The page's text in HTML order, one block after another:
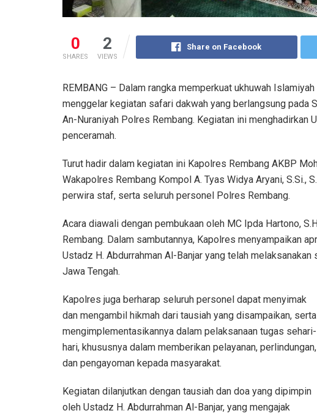
0
SHARES
2
VIEWS
Share on Facebook
REMBANG – Dalam rangka memperkuat ukhuwah
menggelar kegiatan safari dakwah yang berlangsung
An-Nuraniyah Polres Rembang. Kegiatan ini menghadirkan
penceramah.
Turut hadir dalam kegiatan ini Kapolres Rembang AKBP
Wakapolres Rembang Kompol A. Tyas Widya Aryani, S.Si.,
perwira staf, serta seluruh personel Polres Rembang.
Acara diawali dengan pembukaan oleh MC Ipda Hartono,
Rembang. Dalam sambutannya, Kapolres menyampaikan
Ustadz H. Abdurrahman Al-Banjar yang telah
Jawa Tengah.
Kapolres juga berharap seluruh personel dapat menyimak
dan mengambil hikmah dari tausiah yang disampaikan, serta
mengimplementasikannya dalam pelaksanaan tugas sehari-
hari, khususnya dalam memberikan pelayanan, perlindungan,
dan pengayoman kepada masyarakat.
Kegiatan dilanjutkan dengan tausiah dan doa yang dipimpin
oleh Ustadz H. Abdurrahman Al-Banjar, yang mengajak